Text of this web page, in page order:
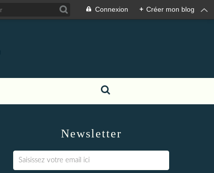
Connexion + Créer mon blog
Newsletter